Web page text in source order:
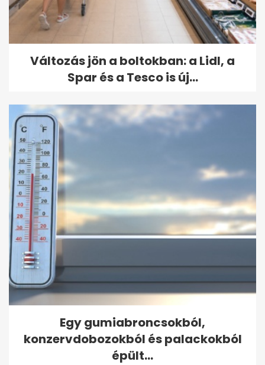
Változás jön a boltokban: a Lidl, a
Spar és a Tesco is új...
Egy gumiabroncsokból,
konzervdobozokból és palackokból
épült...